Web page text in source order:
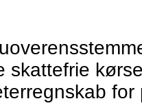
skattefrie